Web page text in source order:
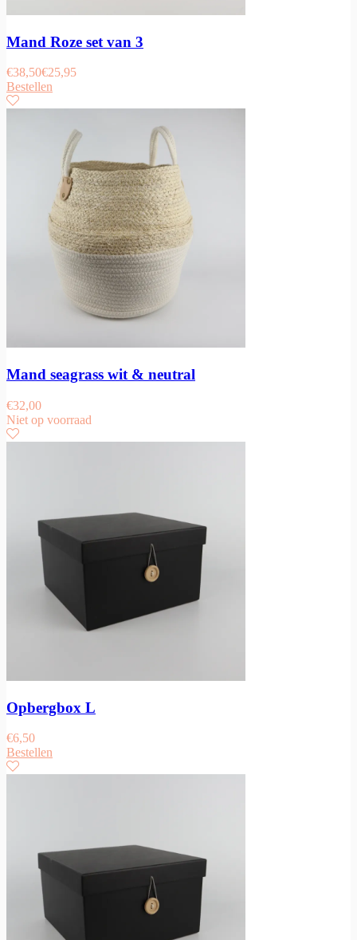
Mand Roze set van 3
€38,50€25,95
Bestellen
Mand seagrass wit & neutral
€32,00
Niet op voorraad
Opbergbox L
€6,50
Bestellen